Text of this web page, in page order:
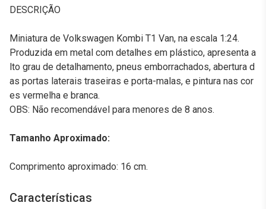
DESCRIÇÃO
Miniatura de Volkswagen Kombi T1 Van, na escala 1:24.
Produzida em metal com detalhes em plástico, apresenta a
lto grau de detalhamento, pneus emborrachados, abertura d
as portas laterais traseiras e porta-malas, e pintura nas cor
es vermelha e branca.
OBS: Não recomendável para menores de 8 anos.
Tamanho Aproximado:
Comprimento aproximado: 16 cm.
Características